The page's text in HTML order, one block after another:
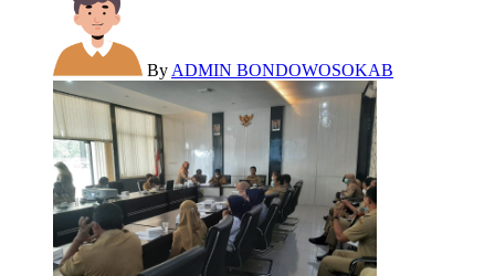
By ADMIN BONDOWOSOKAB